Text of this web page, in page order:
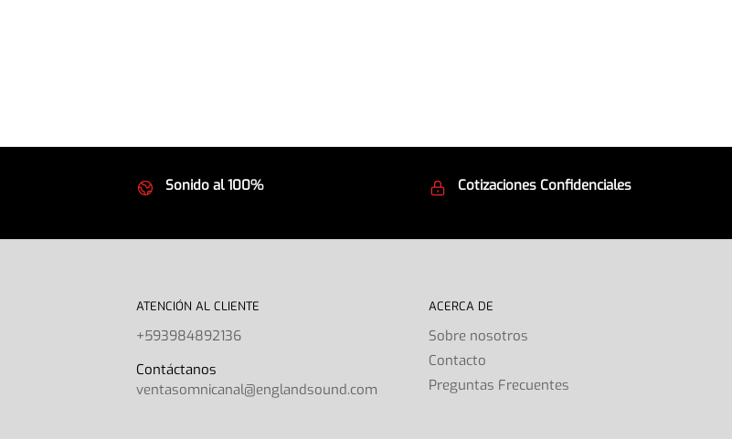
Sonido al 100% Cotizaciones Confidenciales
ATENCIÓN AL CLIENTE
+593984892136
Contáctanos
ventasomnicanal@englandsound.com
ACERCA DE
Sobre nosotros
Contacto
Preguntas Frecuentes